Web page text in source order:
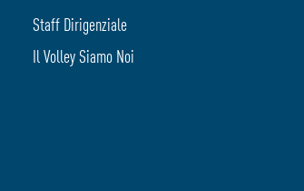
Staff Dirigenziale
Il Volley Siamo Noi